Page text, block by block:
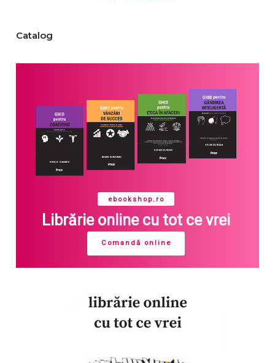
Catalog
ebookshop.ro
Librărie online cu tot ce vrei
Comandă online